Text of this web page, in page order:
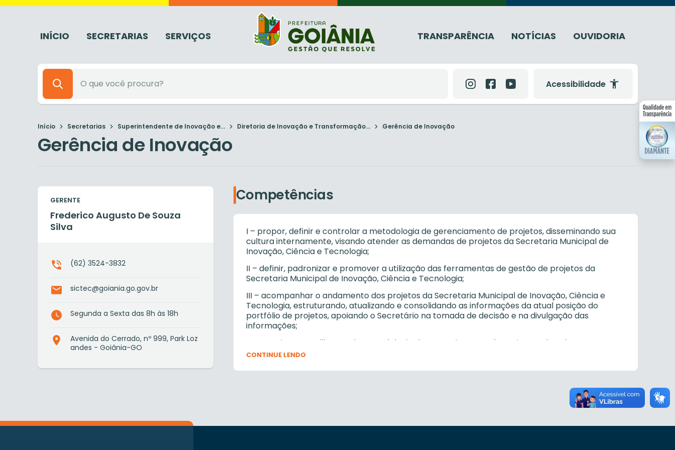
INÍCIO SECRETARIAS SERVIÇOS TRANSPARÊNCIA NOTÍCIAS OUVIDORIA
Acessibilidade
Início Secretarias Superintendente de Inovação e... Diretoria de Inovação e Transformação... Gerência de Inovação
Gerência de Inovação
GERENTE
Frederico Augusto De Souza
Silva
(62) 3524-3832
sictec@goiania.go.gov.br
Segunda a Sexta das 8h às 18h
Avenida do Cerrado, nº 999, Park Loz
andes - Goiânia-GO
Competências
I – propor, definir e controlar a metodologia de gerenciamento de projetos, disseminando sua
cultura internamente, visando atender as demandas de projetos da Secretaria Municipal de
Inovação, Ciência e Tecnologia;
II – definir, padronizar e promover a utilização das ferramentas de gestão de projetos da
Secretaria Municipal de Inovação, Ciência e Tecnologia;
III – acompanhar o andamento dos projetos da Secretaria Municipal de Inovação, Ciência e
Tecnologia, estruturando, atualizando e consolidando as informações da atual posição do
portfólio de projetos, apoiando o Secretário na tomada de decisão e na divulgação das
informações;
IV – monitorar a utilização da metodologia de gerenciamento de projetos adotada, para os
projetos da Secretaria Municipal de Inovação, Ciência e Tecnologia;
V – planejar e realizar a capacitação relativa à metodologia de gerenciamento de projetos
VI – propor, definir e promover metodologia de desenvolvimento de sistemas e padrões de
VII – acompanhar a adoção e utilização da metodologia de desenvolvimento de sistemas e
CONTINUE LENDO